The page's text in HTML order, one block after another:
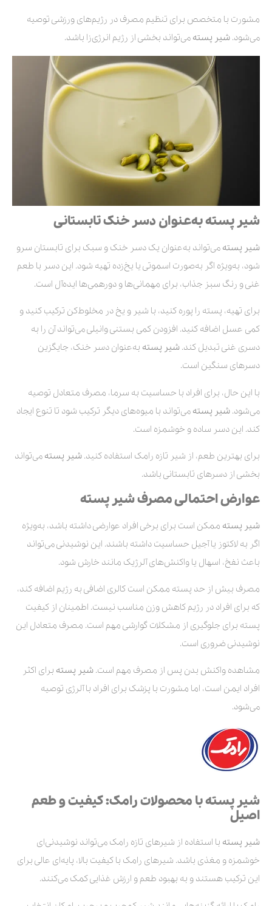
مشورت با متخصص برای تنظیم مصرف در رژیم‌های ورزشی توصیه
می‌شود. شیر پسته می‌تواند بخشی از رژیم انرژی‌زا باشد.
شیر پسته به‌عنوان دسر خنک تابستانی
شیر پسته می‌تواند به‌عنوان یک دسر خنک و سبک برای تابستان سرو
شود، به‌ویژه اگر به‌صورت اسموتی یا یخ‌زده تهیه شود. این دسر با طعم
غنی و رنگ سبز جذاب، برای مهمانی‌ها و دورهمی‌ها ایده‌آل است.
برای تهیه، پسته را پوره کنید، با شیر و یخ در مخلوط‌کن ترکیب کنید و
کمی عسل اضافه کنید. افزودن کمی بستنی وانیلی می‌تواند آن را به
دسری غنی تبدیل کند. شیر پسته به‌عنوان دسر خنک، جایگزین
دسرهای سنگین است.
با این حال، برای افراد با حساسیت به سرما، مصرف متعادل توصیه
می‌شود. شیر پسته می‌تواند با میوه‌های دیگر ترکیب شود تا تنوع ایجاد
کند. این دسر ساده و خوشمزه است.
برای بهترین طعم، از شیر تازه رامک استفاده کنید. شیر پسته می‌تواند
بخشی از دسرهای تابستانی باشد.
عوارض احتمالی مصرف شیر پسته
شیر پسته ممکن است برای برخی افراد عوارضی داشته باشد، به‌ویژه
اگر به لاکتوز یا آجیل حساسیت داشته باشند. این نوشیدنی می‌تواند
باعث نفخ، اسهال یا واکنش‌های آلرژیک مانند خارش شود.
مصرف بیش از حد پسته ممکن است کالری اضافی به رژیم اضافه کند،
که برای افراد در رژیم کاهش وزن مناسب نیست. اطمینان از کیفیت
پسته برای جلوگیری از مشکلات گوارشی مهم است. مصرف متعادل این
نوشیدنی ضروری است.
مشاهده واکنش بدن پس از مصرف مهم است. شیر پسته برای اکثر
افراد ایمن است، اما مشورت با پزشک برای افراد با آلرژی توصیه
می‌شود.
شیر پسته با محصولات رامک: کیفیت و طعم
اصیل
شیر پسته با استفاده از شیرهای تازه رامک می‌تواند نوشیدنی‌ای
خوشمزه و مغذی باشد. شیرهای رامک با کیفیت بالا، پایه‌ای عالی برای
این ترکیب هستند و به بهبود طعم و ارزش غذایی کمک می‌کنند.